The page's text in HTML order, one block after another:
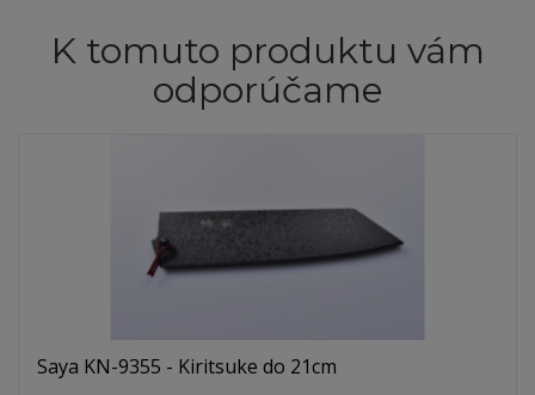
K tomuto produktu vám
odporúčame
Saya KN-9355 - Kiritsuke do 21cm